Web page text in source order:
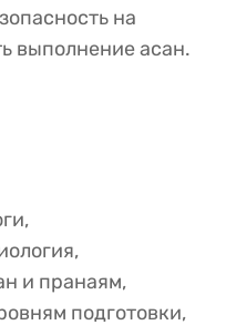
на
выполнение асан.
и пранаям,
подготовки,